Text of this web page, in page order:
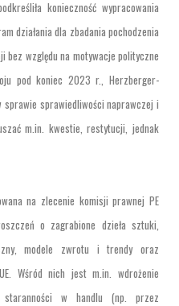
konieczność wypracowania
działania dla zbadania pochodzenia
względu na motywacje polityczne
pod koniec 2023 r., Herzberger-
sprawiedliwości naprawczej i
m.in. kwestie, restytucji, jednak
na zlecenie komisji prawnej PE
o zagrabione dzieła sztuki,
modele zwrotu i trendy oraz
Wśród nich jest m.in. wdrożenie
staranności w handlu (np. przez